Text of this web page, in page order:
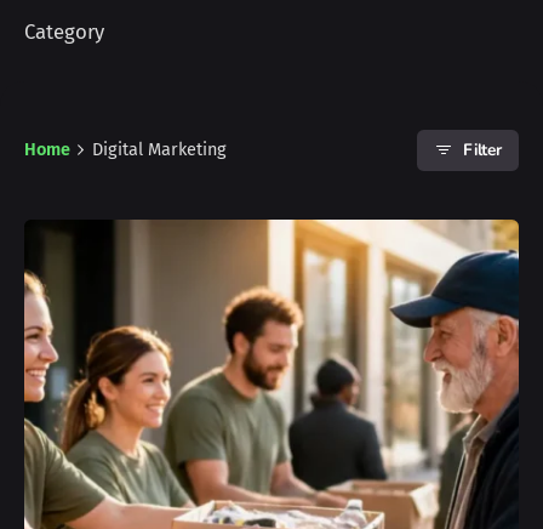
Category
Home Digital Marketing Filter